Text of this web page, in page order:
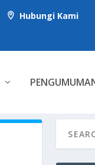
 Hubungi Kami